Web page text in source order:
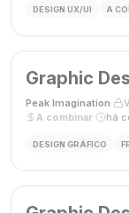
DESIGN UX/UI A
Graphic
Peak Imagination
A combinar
há
DESIGN GRÁFICO